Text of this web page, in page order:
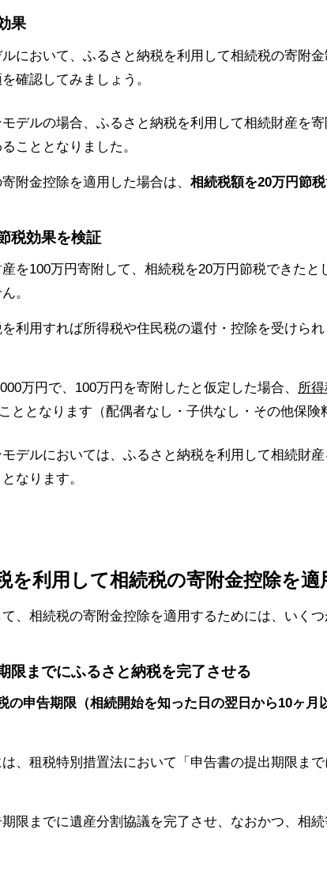
果
において、ふるさと納税を利用して相続税の寄附
確認してみましょう。
デルの場合、ふるさと納税を利用して相続財産を
こととなりました。
附金控除を適用した場合は、 相続税額を20万円節税
税効果を検証
を100万円寄附して、相続税を20万円節税できた
。
利用すれば所得税や住民税の還付・控除を受けら
万円で、100万円を寄附したと仮定した場合、 所
ととなります（配偶者なし・子供なし・その他保険
デルにおいては、ふるさと納税を利用して相続財産
なります。
を利用して相続税の寄附金控除を
、相続税の寄附金控除を適用するためには、いく
限までにふるさと納税を完了させる
の申告期限（相続開始を知った日の翌日から10ヶ
、租税特別措置法において「申告書の提出期限ま
限までに遺産分割協議を完了させ、なおかつ、相